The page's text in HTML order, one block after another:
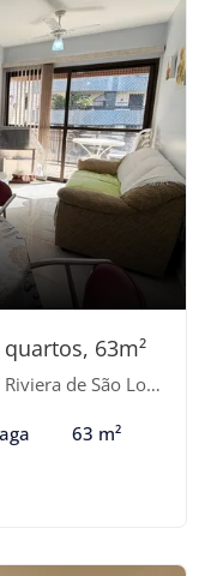
63m²
Lourenço, Bertioga-SP
63 m²